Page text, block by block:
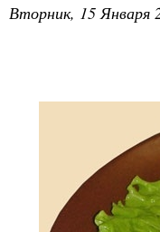
Вторник, 15 Января